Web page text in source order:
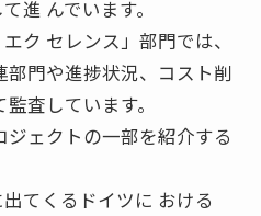
進 んでいます。
ク セレンス」部門では、
門や進捗状況、コスト削
査しています。
ェクトの一部を紹介する
てくるドイツに おける